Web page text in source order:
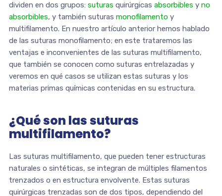
dividen en dos grupos: suturas quirúrgicas absorbibles yno
absorbibles, y también suturas monofilamentoy
multifilamento. En nuestro artículo anterior hemos hablado
de las suturas monofilamento; en este trataremos las
ventajas e inconvenientes de las suturas multifilamento,
que también se conocen como suturas entrelazadas y
veremos en qué casos se utilizan estas suturas y los
materias primas químicas contenidas en su estructura.
¿Qué son las suturas
multifilamento?
Las suturas multifilamento, que pueden tener estructuras
naturales o sintéticas, se integran de múltiples filamentos
trenzados o en estructura envolvente. Estas suturas
quirúrgicas trenzadas son de dos tipos, dependiendo del